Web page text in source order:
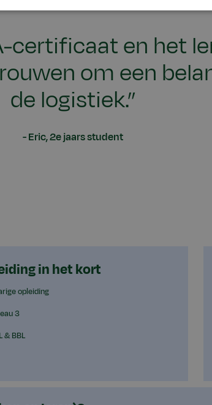
certificaat en het
om een
de logistiek.”
Eric, 2e jaars student
in het kort
opleiding
3
& BBL